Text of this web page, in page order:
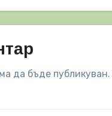
да бъде публикуван.